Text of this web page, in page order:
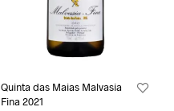
Quinta das Maias Malvasia
Fina 2021